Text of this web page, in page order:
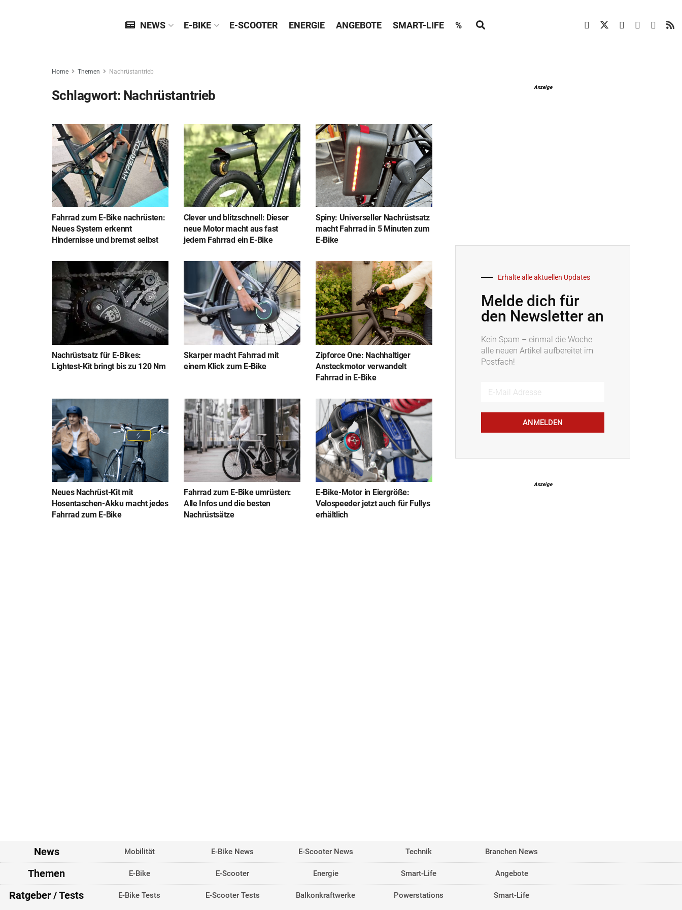
NEWS E-BIKE E-SCOOTER ENERGIE ANGEBOTE SMART-LIFE %
Home Themen Nachrüstantrieb
Schlagwort: Nachrüstantrieb
Fahrrad zum E-Bike nachrüsten:
Neues System erkennt
Hindernisse und bremst selbst
Clever und blitzschnell: Dieser
neue Motor macht aus fast
jedem Fahrrad ein E-Bike
Spiny: Universeller Nachrüstsatz
macht Fahrrad in 5 Minuten zum
E-Bike
Nachrüstsatz für E-Bikes:
Lightest-Kit bringt bis zu 120 Nm
Skarper macht Fahrrad mit
einem Klick zum E-Bike
Zipforce One: Nachhaltiger
Ansteckmotor verwandelt
Fahrrad in E-Bike
Neues Nachrüst-Kit mit
Hosentaschen-Akku macht jedes
Fahrrad zum E-Bike
Fahrrad zum E-Bike umrüsten:
Alle Infos und die besten
Nachrüstsätze
E-Bike-Motor in Eiergröße:
Velospeeder jetzt auch für Fullys
erhältlich
Anzeige
Erhalte alle aktuellen Updates
Melde dich für
den Newsletter an
Kein Spam – einmal die Woche
alle neuen Artikel aufbereitet im
Postfach!
ANMELDEN
Anzeige
News Mobilität E-Bike News E-Scooter News Technik Branchen News
Themen E-Bike E-Scooter Energie Smart-Life Angebote
Ratgeber / Tests E-Bike Tests E-Scooter Tests Balkonkraftwerke Powerstations Smart-Life